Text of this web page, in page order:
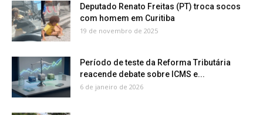
Deputado Renato Freitas (PT) troca socos
com homem em Curitiba
19 de novembro de 2025
Período de teste da Reforma Tributária
reacende debate sobre ICMS e...
6 de janeiro de 2026